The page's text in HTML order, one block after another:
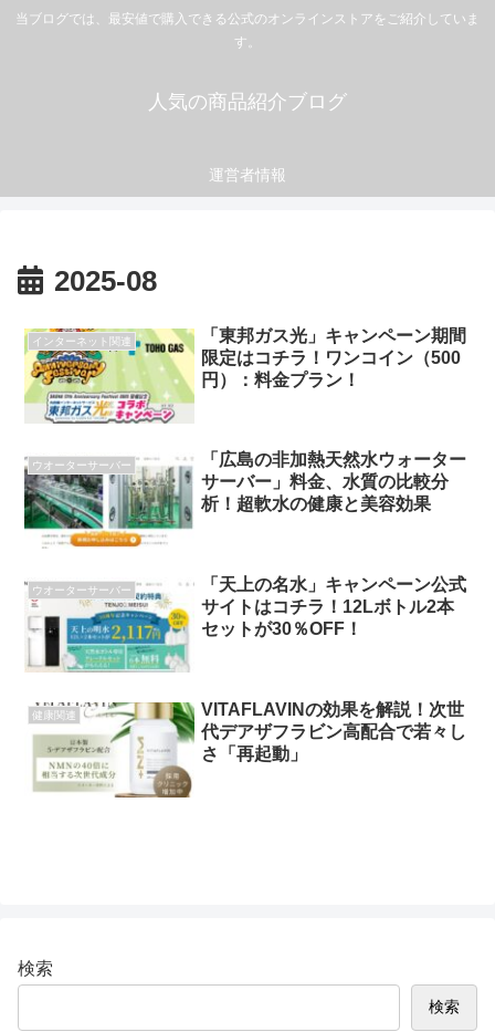
当ブログでは、最安値で購入できる公式のオンラインストアをご紹介していま
す。
人気の商品紹介ブログ
運営者情報
2025-08
インターネット関連
「東邦ガス光」キャンペーン期間
限定はコチラ！ワンコイン（500
円）：料金プラン！
ウオーターサーバー
「広島の非加熱天然水ウォーター
サーバー」料金、水質の比較分
析！超軟水の健康と美容効果
ウオーターサーバー
「天上の名水」キャンペーン公式
サイトはコチラ！12Lボトル2本
セットが30％OFF！
健康関連
VITAFLAVINの効果を解説！次世
代デアザフラビン高配合で若々し
さ「再起動」
検索
検索